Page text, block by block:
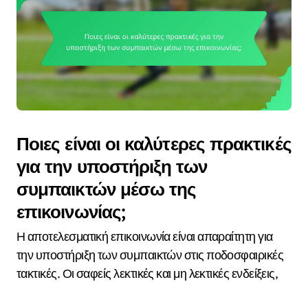
Ποιες είναι οι καλύτερες πρακτικές
για την υποστήριξη των
συμπαικτών μέσω της
επικοινωνίας;
Η αποτελεσματική επικοινωνία είναι απαραίτητη για
την υποστήριξη των συμπαικτών στις ποδοσφαιρικές
τακτικές. Οι σαφείς λεκτικές και μη λεκτικές ενδείξεις,